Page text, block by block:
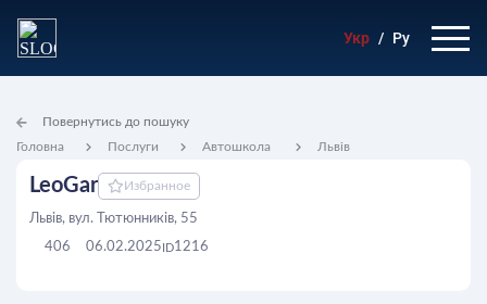
Укр / Ру
Головна Послуги Автошкола Львів
Повернутись до пошуку
LeoGar Избранное
Львів, вул. Тютюнників, 55
406
06.02.2025 ID1216